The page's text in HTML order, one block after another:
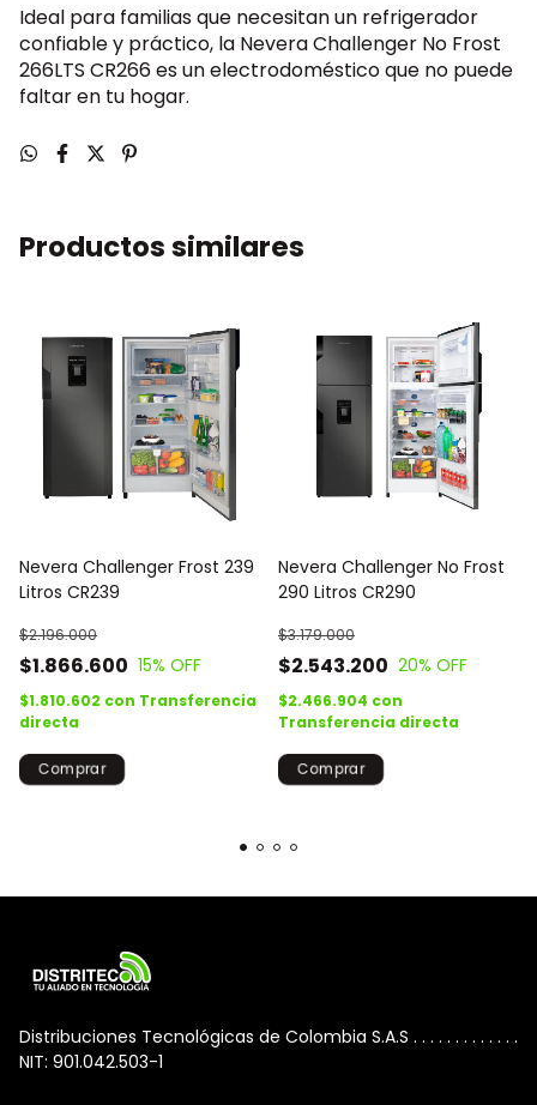
Ideal para familias que necesitan un refrigerador
confiable y práctico, la Nevera Challenger No Frost
266LTS CR266 es un electrodoméstico que no puede
faltar en tu hogar.
Productos similares
Nevera Challenger Frost 239
Litros CR239
$1.866.600
$2.196.000
15% OFF
$1.810.602 con Transferencia
directa
Nevera Challenger No Frost
290 Litros CR290
$2.543.200
$3.179.000
20% OFF
$2.466.904 con
Transferencia directa
Distribuciones Tecnológicas de Colombia S.A.S . . . . . . . . . . . . .
NIT: 901.042.503-1